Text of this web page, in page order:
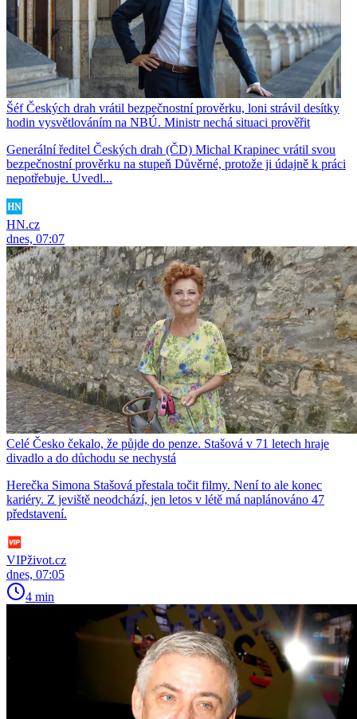
Šéf Českých drah vrátil bezpečnostní prověrku, loni strávil desítky
hodin vysvětlováním na NBÚ. Ministr nechá situaci prověřit
Generální ředitel Českých drah (ČD) Michal Krapinec vrátil svou
bezpečnostní prověrku na stupeň Důvěrné, protože ji údajně k práci
nepotřebuje. Uvedl...
HN.cz
dnes, 07:07
Celé Česko čekalo, že půjde do penze. Stašová v 71 letech hraje
divadlo a do důchodu se nechystá
Herečka Simona Stašová přestala točit filmy. Není to ale konec
kariéry. Z jeviště neodchází, jen letos v létě má naplánováno 47
představení.
VIPživot.cz
dnes, 07:05
4 min